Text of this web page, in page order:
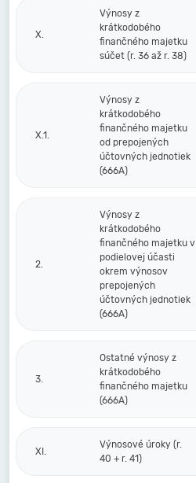
X.
Výnosy z
krátkodobého
finančného majetku
súčet (r. 36 až r. 38)
X.1.
Výnosy z
krátkodobého
finančného majetku
od prepojených
účtovných jednotiek
(666A)
2.
Výnosy z
krátkodobého
finančného majetku v
podielovej účasti
okrem výnosov
prepojených
účtovných jednotiek
(666A)
3.
Ostatné výnosy z
krátkodobého
finančného majetku
(666A)
XI.
Výnosové úroky (r.
40 + r. 41)